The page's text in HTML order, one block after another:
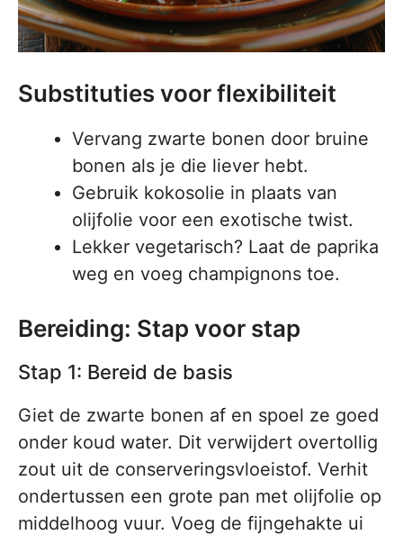
Substituties voor flexibiliteit
Vervang zwarte bonen door bruine
bonen als je die liever hebt.
Gebruik kokosolie in plaats van
olijfolie voor een exotische twist.
Lekker vegetarisch? Laat de paprika
weg en voeg champignons toe.
Bereiding: Stap voor stap
Stap 1: Bereid de basis
Giet de zwarte bonen af en spoel ze goed
onder koud water. Dit verwijdert overtollig
zout uit de conserveringsvloeistof. Verhit
ondertussen een grote pan met olijfolie op
middelhoog vuur. Voeg de fijngehakte ui